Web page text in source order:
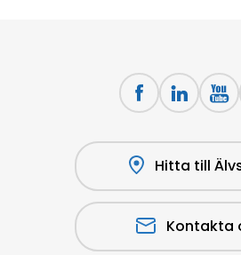
Hitta till
Kontakta